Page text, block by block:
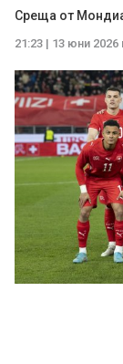
Среща от
21:23 | 13 юни 2026